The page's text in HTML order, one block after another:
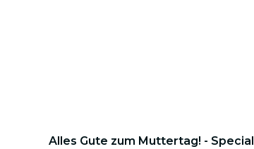
Alles Gute zum Muttertag! - Special